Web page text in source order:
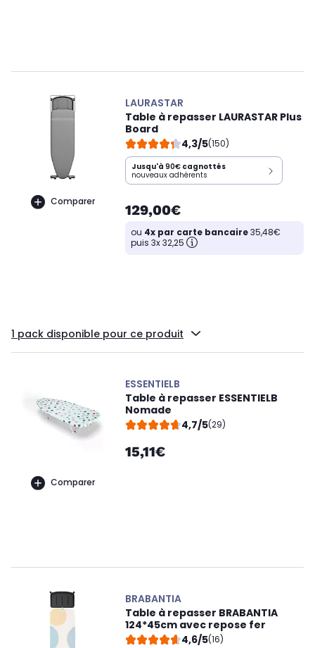
Comparer
LAURASTAR
Table à repasser LAURASTAR Plus
Board
4,3/5(150)
Jusqu'à 90€ cagnottés
nouveaux adhérents
129,00€
ou 4x par carte bancaire35,48€
puis 3x 32,25
1 pack disponible pour ce produit
Comparer
ESSENTIELB
Table à repasser ESSENTIELB
Nomade
4,7/5(29)
15,11€
BRABANTIA
Table à repasser BRABANTIA
124*45cm avec repose fer
4,6/5(16)